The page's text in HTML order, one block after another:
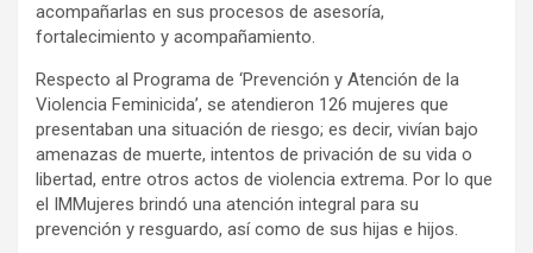
acompañarlas en sus procesos de asesoría,
fortalecimiento y acompañamiento.
Respecto al Programa de ‘Prevención y Atención de la
Violencia Feminicida’, se atendieron 126 mujeres que
presentaban una situación de riesgo; es decir, vivían bajo
amenazas de muerte, intentos de privación de su vida o
libertad, entre otros actos de violencia extrema. Por lo que
el IMMujeres brindó una atención integral para su
prevención y resguardo, así como de sus hijas e hijos.